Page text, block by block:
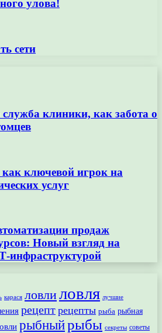
улова!
сети
клиники, как забота о
как ключевой игрок на
услуг
продаж
Новый взгляд на
инфраструктурой
карася ловлиловля лучшие
рецепт рецепты рыба рыбная
рыбныйрыбы секреты советы